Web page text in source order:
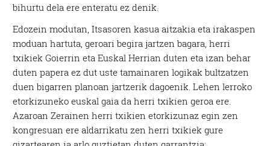
bihurtu dela ere enteratu ez denik.
Edozein modutan, Itsasoren kasua aitzakia eta irakaspen
moduan hartuta, geroari begira jartzen bagara, herri
txikiek Goierrin eta Euskal Herrian duten eta izan behar
duten papera ez dut uste tamainaren logikak bultzatzen
duen bigarren planoan jartzerik dagoenik. Lehen lerroko
etorkizuneko euskal gaia da herri txikien geroa ere.
Azaroan Zerainen herri txikien etorkizunaz egin zen
kongresuan ere aldarrikatu zen herri txikiek gure